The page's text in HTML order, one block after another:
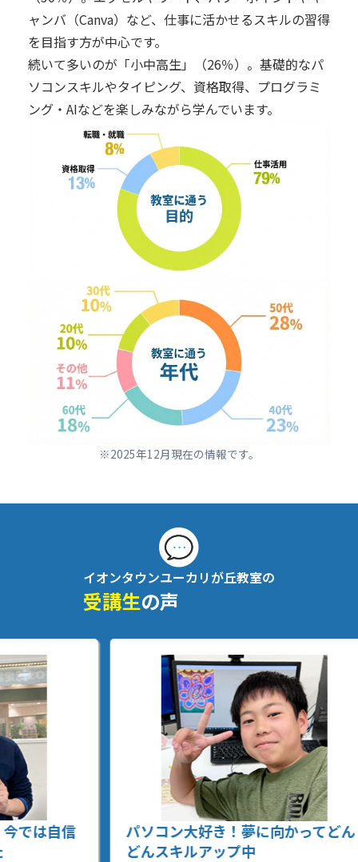
ャンバ（Canva）など、仕事に活かせるスキルの習得
を目指す方が中心です。
続いて多いのが「小中高生」（26％）。基礎的なパ
ソコンスキルやタイピング、資格取得、プログラミ
ング・AIなどを楽しみながら学んでいます。
※2025年12月現在の情報です。
イオンタウンユーカリが丘教室の
受講生の声
パソコン大好き！夢に向かってどん
どんスキルアップ中